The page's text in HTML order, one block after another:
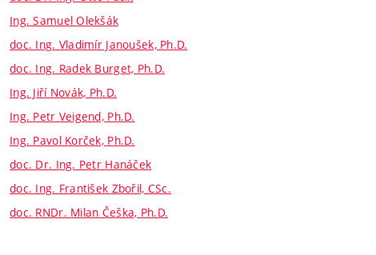
Ing. Samuel Olekšák
doc. Ing. Vladimír Janoušek, Ph.D.
doc. Ing. Radek Burget, Ph.D.
Ing. Jiří Novák, Ph.D.
Ing. Petr Veigend, Ph.D.
Ing. Pavol Korček, Ph.D.
doc. Dr. Ing. Petr Hanáček
doc. Ing. František Zbořil, CSc.
doc. RNDr. Milan Češka, Ph.D.